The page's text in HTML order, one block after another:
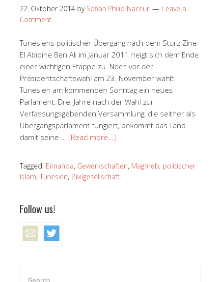
22. Oktober 2014 by Sofian Philip Naceur
Leave a
Comment
Tunesiens politischer Übergang nach dem Sturz Zine
El Abidine Ben Ali im Januar 2011 neigt sich dem Ende
einer wichtigen Etappe zu. Noch vor der
Präsidentschaftswahl am 23. November wählt
Tunesien am kommenden Sonntag ein neues
Parlament. Drei Jahre nach der Wahl zur
Verfassungsgebenden Versammlung, die seither als
Übergangsparlament fungiert, bekommt das Land
damit seine … [Read more…]
Tagged: Ennahda, Gewerkschaften, Maghreb, politischer
Islam, Tunesien, Zivilgesellschaft
Follow us!